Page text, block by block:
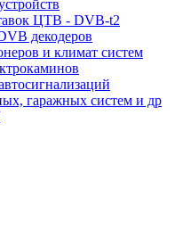
ЦТВ - DVB-t2
декодеров
и климат систем
гаражных систем и др